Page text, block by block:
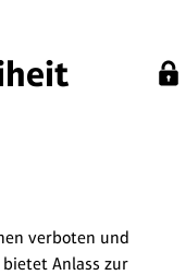
verboten und
Anlass zur